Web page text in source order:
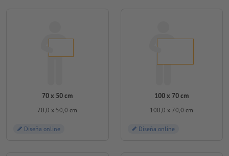
70 x 50 cm
70,0 x 50,0 cm
Diseña online
100 x 70 cm
100,0 x 70,0 cm
Diseña online